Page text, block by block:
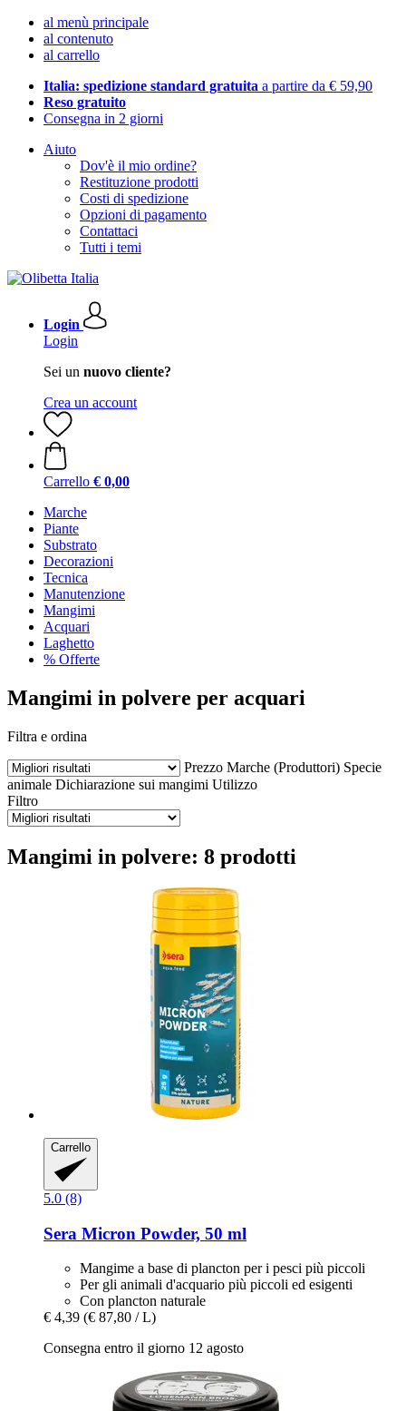
al menù principale
al contenuto
al carrello
Italia: spedizione standard gratuita a partire da € 59,90
Reso gratuito
Consegna in 2 giorni
Aiuto
Dov'è il mio ordine?
Restituzione prodotti
Costi di spedizione
Opzioni di pagamento
Contattaci
Tutti i temi
Login
Login
Sei un nuovo cliente?
Crea un account
Carrello € 0,00
Marche
Piante
Substrato
Decorazioni
Tecnica
Manutenzione
Mangimi
Acquari
Laghetto
% Offerte
Mangimi in polvere per acquari
Filtra e ordina
Prezzo Marche (Produttori) Specie
animale Dichiarazione sui mangimi Utilizzo
Filtro
Mangimi in polvere: 8 prodotti
Carrello
5.0 (8)
Sera Micron Powder, 50 ml
Mangime a base di plancton per i pesci più piccoli
Per gli animali d'acquario più piccoli ed esigenti
Con plancton naturale
€ 4,39 (€ 87,80 / L)
Consegna entro il giorno 12 agosto